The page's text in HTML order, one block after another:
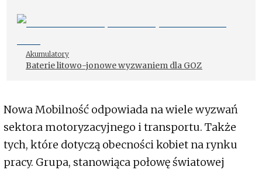
Akumulatory
Baterie litowo-jonowe wyzwaniem dla GOZ
Nowa Mobilność odpowiada na wiele wyzwań
sektora motoryzacyjnego i transportu. Także
tych, które dotyczą obecności kobiet na rynku
pracy. Grupa, stanowiąca połowę światowej